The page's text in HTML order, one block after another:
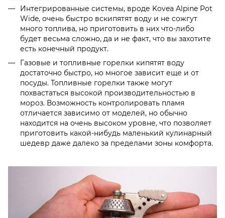
Интегрированные системы, вроде Kovea Alpine Pot
Wide, очень быстро вскипятят воду и не сожгут
много топлива, но приготовить в них что-либо
будет весьма сложно, да и не факт, что вы захотите
есть конечный продукт.
Газовые и топливные горелки кипятят воду
достаточно быстро, но многое зависит еще и от
посуды. Топливные горелки также могут
похвастаться высокой производительностью в
мороз. Возможность контролировать пламя
отличается зависимо от моделей, но обычно
находится на очень высоком уровне, что позволяет
приготовить какой-нибудь маленький кулинарный
шедевр даже далеко за пределами зоны комфорта.